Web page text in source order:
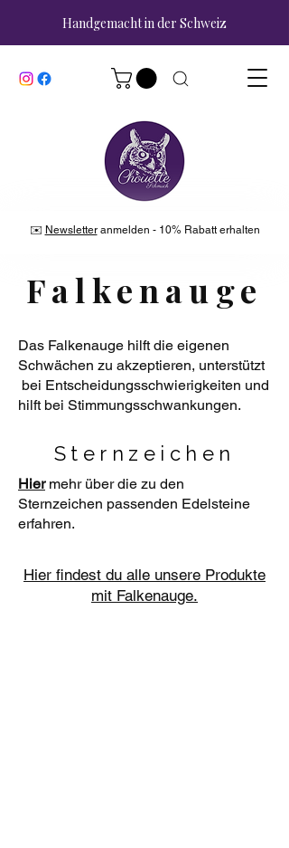
Handgemacht in der Schweiz
✉️ Newsletteranmelden - 10% Rabatt erhalten
Falkenauge
Das Falkenauge hilft die eigenen
Schwächen zu akzeptieren, unterstützt
bei Entscheidungsschwierigkeiten und
hilft bei Stimmungsschwankungen.
Sternzeichen
Hiermehr über die zu den
Sternzeichen passenden Edelsteine
erfahren.
Hier findest du alle unsere Produkte
mit Falkenauge.